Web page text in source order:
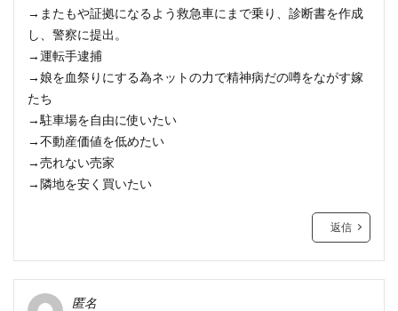
→またもや証拠になるよう救急車にまで乗り、診断書を作成
し、警察に提出。
→運転手逮捕
→娘を血祭りにする為ネットの力で精神病だの噂をながす嫁
たち
→駐車場を自由に使いたい
→不動産価値を低めたい
→売れない売家
→隣地を安く買いたい
返信
匿名